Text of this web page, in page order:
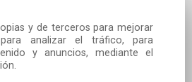
y de terceros para mejorar
analizar el tráfico, para
y anuncios, mediante el